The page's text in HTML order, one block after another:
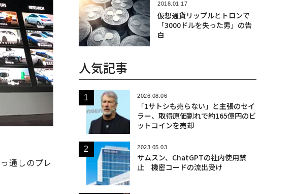
通しのプレ
2018.01.17
仮想通貨リップルとトロンで
「3000ドルを失った男」の告
白
人気記事
2026.08.06
「1サトシも売らない」と主張のセイ
ラー、取得原価割れで約165億円のビ
ットコインを売却
2023.05.03
サムスン、ChatGPTの社内使用禁
止 機密コードの流出受け